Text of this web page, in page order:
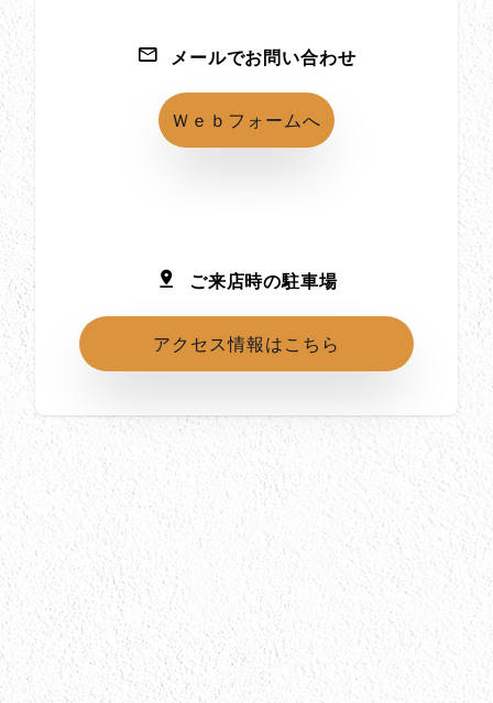
メールでお問い合わせ
Ｗｅｂフォームへ
ご来店時の駐車場
アクセス情報はこちら
所在地